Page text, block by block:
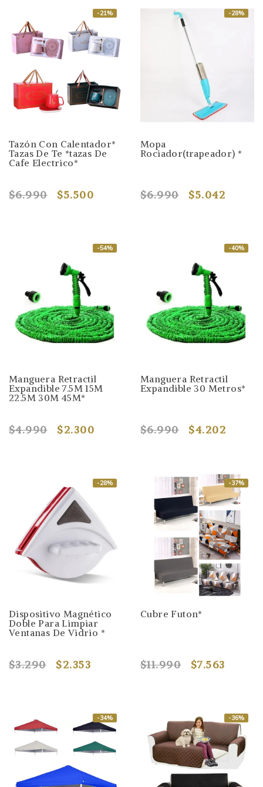
-21%
Tazón Con Calentador*
Tazas De Te *tazas De
Cafe Electrico*
$6.990 $5.500
-28%
Mopa
Rociador(trapeador) *
$6.990 $5.042
-54%
Manguera Retractil
Expandible 7.5M 15M
22.5M 30M 45M*
$4.990 $2.300
-40%
Manguera Retractil
Expandible 30 Metros*
$6.990 $4.202
-28%
Dispositivo Magnético
Doble Para Limpiar
Ventanas De Vidrio *
$3.290 $2.353
-37%
Cubre Futon*
$11.990 $7.563
-34% -36%